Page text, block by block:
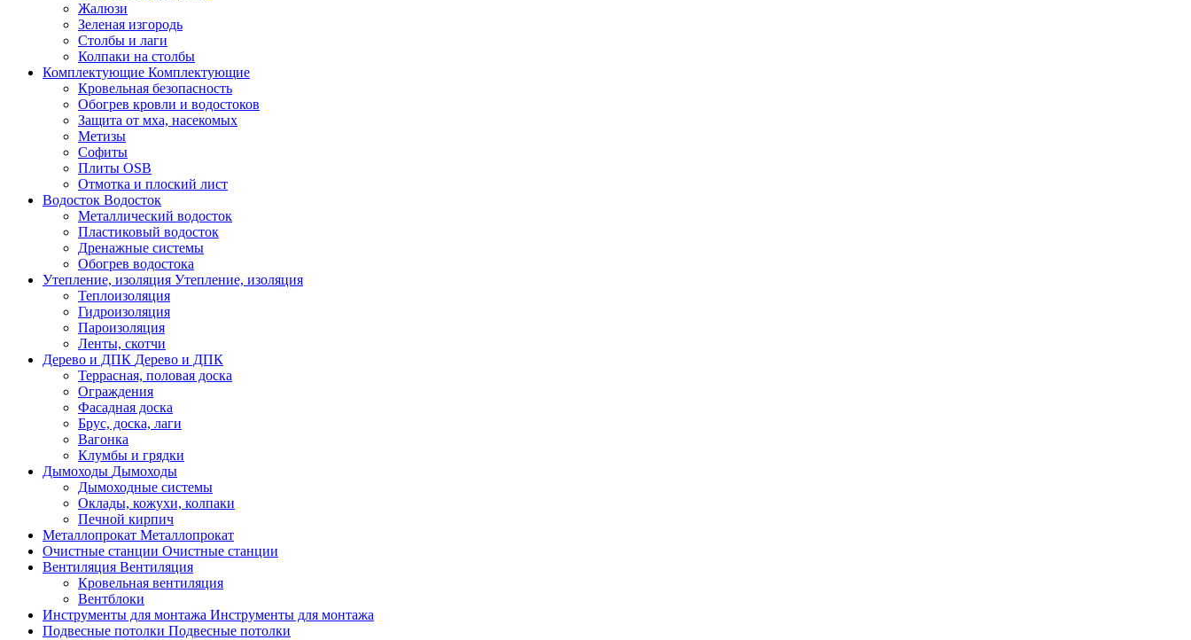
Жалюзи
Зеленая изгородь
Столбы и лаги
Колпаки на столбы
Комплектующие Комплектующие
Кровельная безопасность
Обогрев кровли и водостоков
Защита от мха, насекомых
Метизы
Софиты
Плиты OSB
Отмотка и плоский лист
Водосток Водосток
Металлический водосток
Пластиковый водосток
Дренажные системы
Обогрев водостока
Утепление, изоляция Утепление, изоляция
Теплоизоляция
Гидроизоляция
Пароизоляция
Ленты, скотчи
Дерево и ДПК Дерево и ДПК
Террасная, половая доска
Ограждения
Фасадная доска
Брус, доска, лаги
Вагонка
Клумбы и грядки
Дымоходы Дымоходы
Дымоходные системы
Оклады, кожухи, колпаки
Печной кирпич
Металлопрокат Металлопрокат
Очистные станции Очистные станции
Вентиляция Вентиляция
Кровельная вентиляция
Вентблоки
Инструменты для монтажа Инструменты для монтажа
Подвесные потолки Подвесные потолки